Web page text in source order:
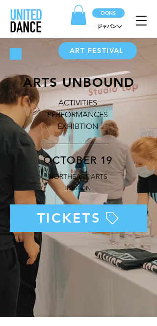
DONS
ジャパン
ART FESTIVAL
ARTS UNBOUND
ACTIVITIES
PERFORMANCES
EXHIBTION
OCTOBER 19
NORTHEAST ARTS
BOSTON
TICKETS